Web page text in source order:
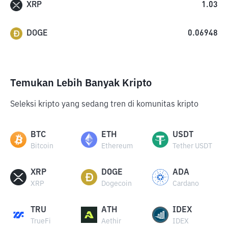
XRP 1.03
DOGE 0.06948
Temukan Lebih Banyak Kripto
Seleksi kripto yang sedang tren di komunitas kripto
BTC
Bitcoin
ETH
Ethereum
USDT
Tether USDT
XRP
XRP
DOGE
Dogecoin
ADA
Cardano
TRU
TrueFi
ATH
Aethir
IDEX
IDEX